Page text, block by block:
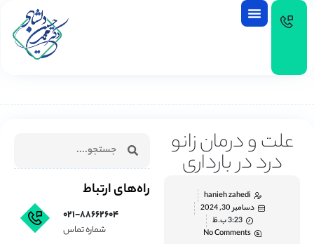
علت و درمان زانو
درد در بارداری
hanieh zahedi
دسامبر 30, 2024
3:23 ب.ظ
No Comments
راه‌های ارتباط
۰۲۱-۸۸۶۶۲۶۰۴
شماره تماس